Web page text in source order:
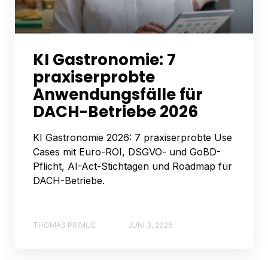
KI Gastronomie: 7
praxiserprobte
Anwendungsfälle für
DACH-Betriebe 2026
KI Gastronomie 2026: 7 praxiserprobte Use
Cases mit Euro-ROI, DSGVO- und GoBD-
Pflicht, AI-Act-Stichtagen und Roadmap für
DACH-Betriebe.
THOMAS PRIMUS JUNI 3, 2026